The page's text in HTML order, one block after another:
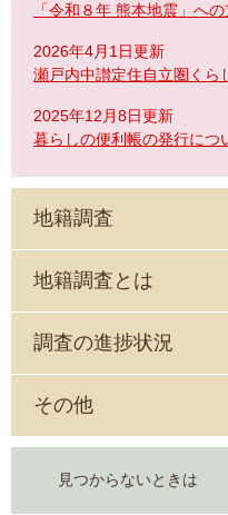
「令和８年 熊本地震」へ
2026年4月1日更新
瀬戸内中讃定住自立圏くら
2025年12月8日更新
暮らしの便利帳の発行につ
地籍調査
地籍調査とは
調査の進捗状況
その他
見つからないときは